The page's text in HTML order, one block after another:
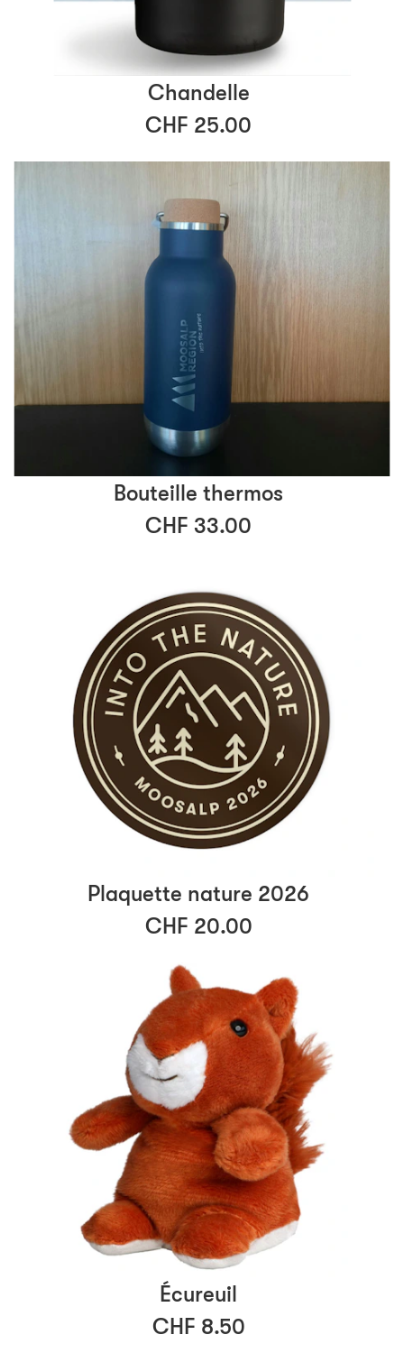
Chandelle
CHF 25.00
Bouteille thermos
CHF 33.00
Plaquette nature 2026
CHF 20.00
Écureuil
CHF 8.50